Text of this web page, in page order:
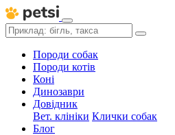
Породи собак
Породи котів
Коні
Динозаври
Довідник
Вет. клініки Клички собак
Блог